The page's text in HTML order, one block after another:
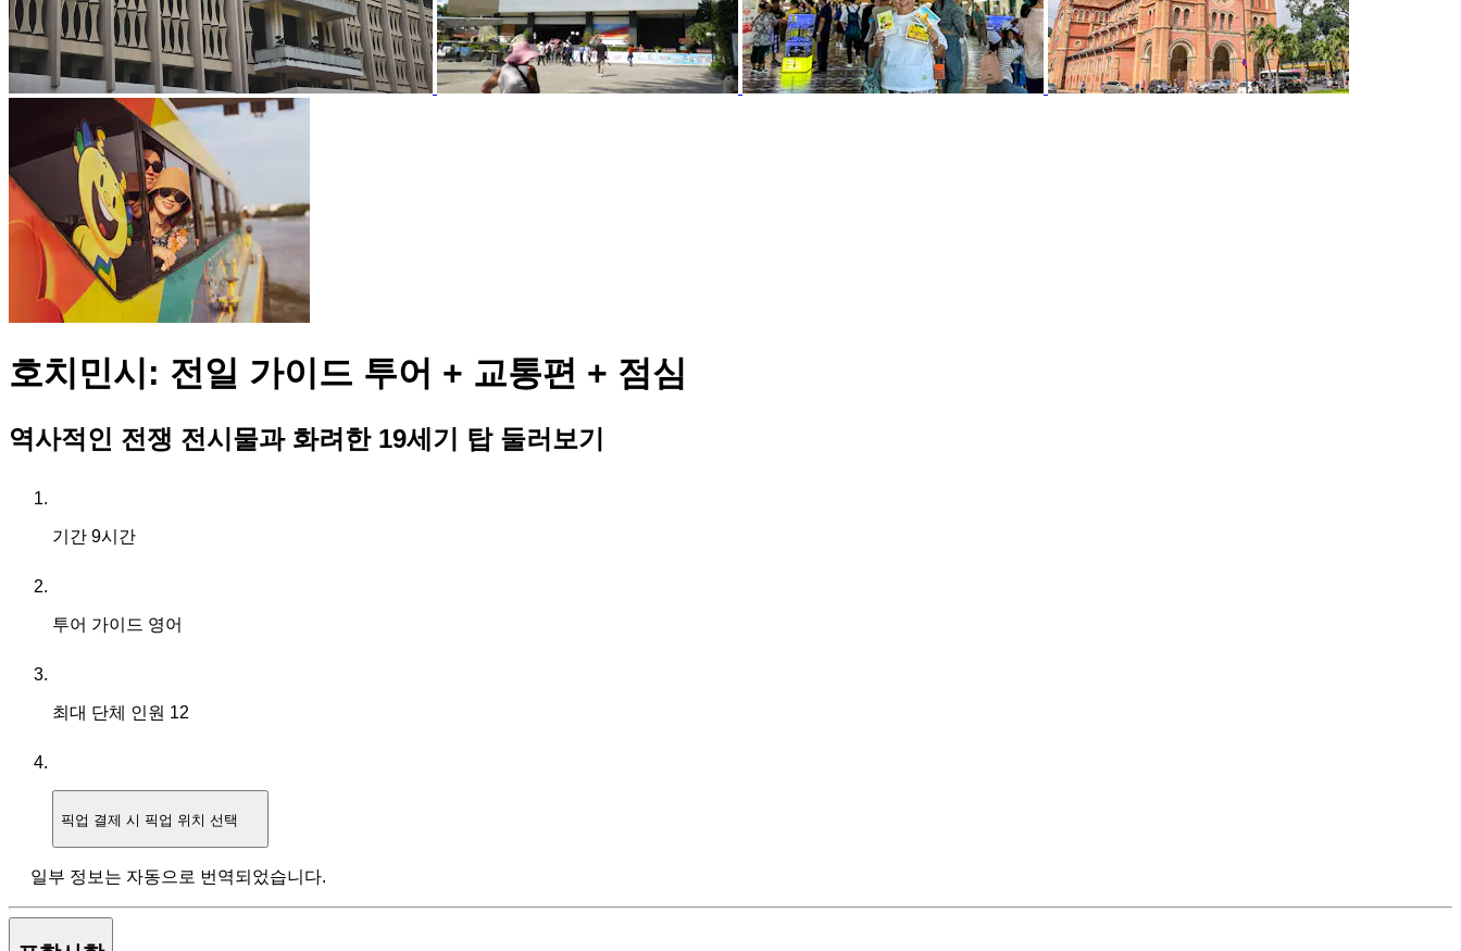
호치민시: 전일 가이드 투어 + 교통편 + 점심
역사적인 전쟁 전시물과 화려한 19세기 탑 둘러보기
기간 9시간
투어 가이드 영어
최대 단체 인원 12
픽업 결제 시 픽업 위치 선택
일부 정보는 자동으로 번역되었습니다.